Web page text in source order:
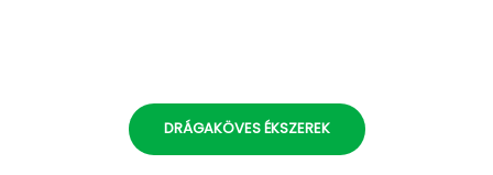
DRÁGAKÖVES ÉKSZEREK